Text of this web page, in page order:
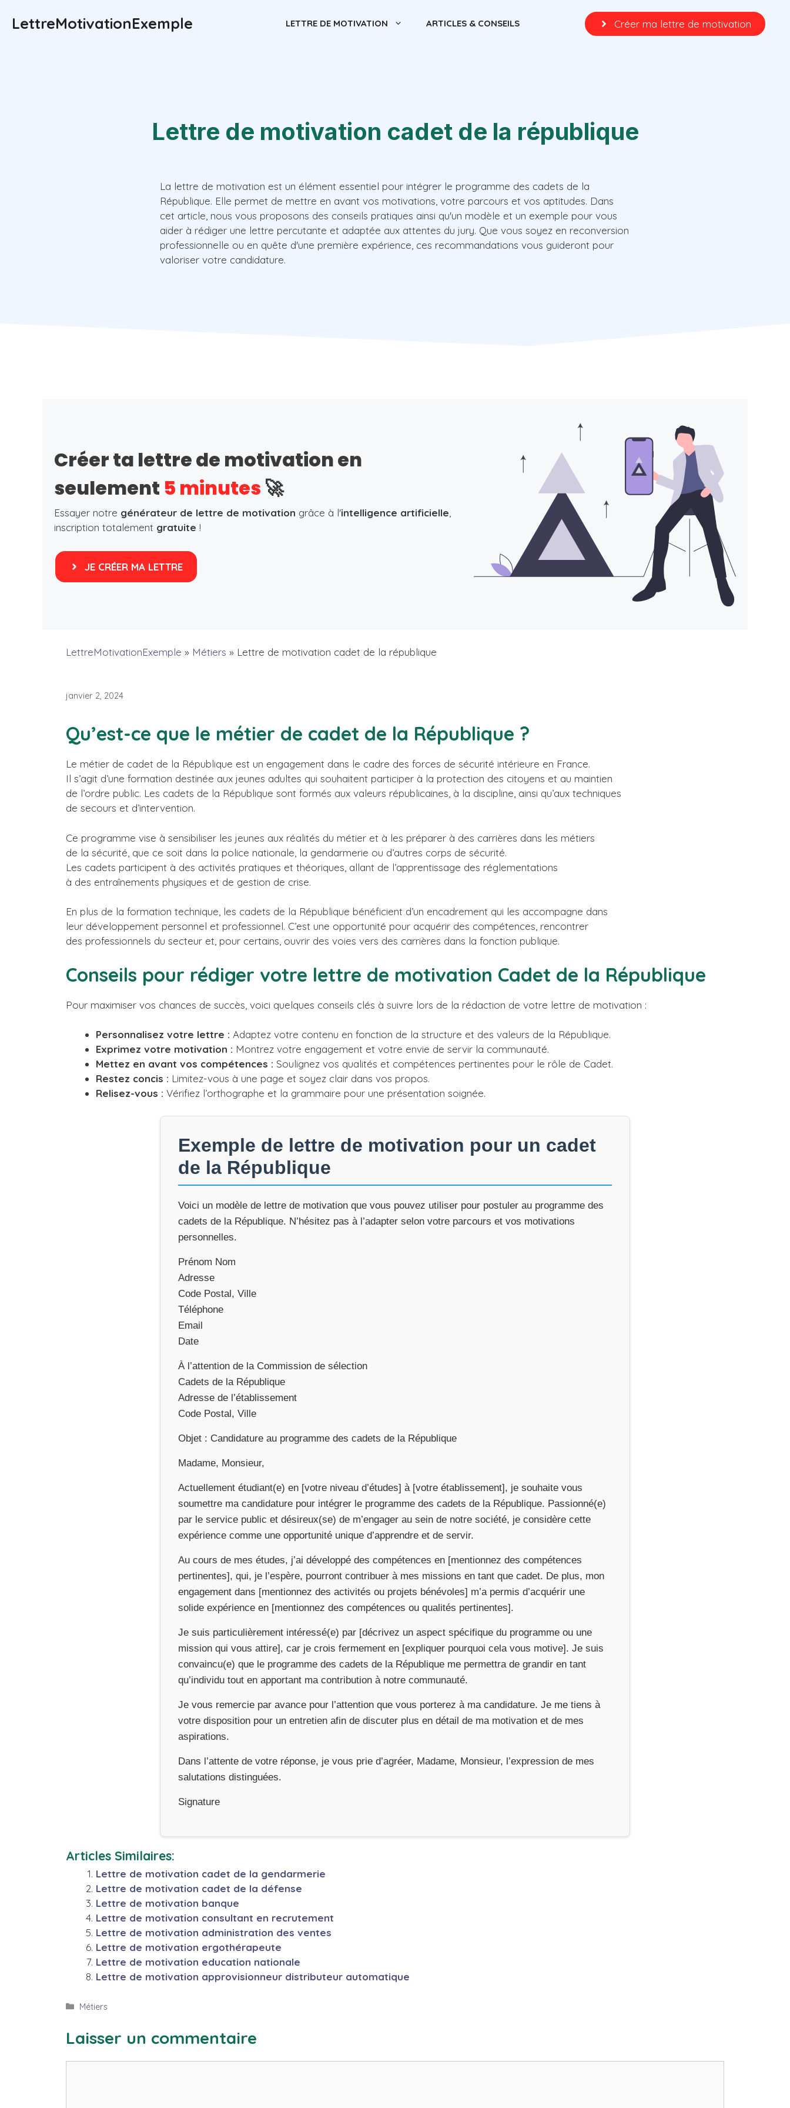
LettreMotivationExemple LETTRE DE MOTIVATION ARTICLES & CONSEILS Créer ma lettre de motivation
Lettre de motivation cadet de la république
La lettre de motivation est un élément essentiel pour intégrer le programme des cadets de la
République. Elle permet de mettre en avant vos motivations, votre parcours et vos aptitudes. Dans
cet article, nous vous proposons des conseils pratiques ainsi qu'un modèle et un exemple pour vous
aider à rédiger une lettre percutante et adaptée aux attentes du jury. Que vous soyez en reconversion
professionnelle ou en quête d'une première expérience, ces recommandations vous guideront pour
valoriser votre candidature.
Créer ta lettre de motivation en
seulement 5 minutes 🚀
Essayer notre générateur de lettre de motivation grâce à l'intelligence artificielle,
inscription totalement gratuite !
JE CRÉER MA LETTRE
LettreMotivationExemple » Métiers » Lettre de motivation cadet de la république
janvier 2, 2024
Qu’est-ce que le métier de cadet de la République ?
Le métier de cadet de la République est un engagement dans le cadre des forces de sécurité intérieure en France.
Il s’agit d’une formation destinée aux jeunes adultes qui souhaitent participer à la protection des citoyens et au maintien
de l’ordre public. Les cadets de la République sont formés aux valeurs républicaines, à la discipline, ainsi qu’aux techniques
de secours et d’intervention.
Ce programme vise à sensibiliser les jeunes aux réalités du métier et à les préparer à des carrières dans les métiers
de la sécurité, que ce soit dans la police nationale, la gendarmerie ou d’autres corps de sécurité.
Les cadets participent à des activités pratiques et théoriques, allant de l’apprentissage des réglementations
à des entraînements physiques et de gestion de crise.
En plus de la formation technique, les cadets de la République bénéficient d’un encadrement qui les accompagne dans
leur développement personnel et professionnel. C’est une opportunité pour acquérir des compétences, rencontrer
des professionnels du secteur et, pour certains, ouvrir des voies vers des carrières dans la fonction publique.
Conseils pour rédiger votre lettre de motivation Cadet de la République
Pour maximiser vos chances de succès, voici quelques conseils clés à suivre lors de la rédaction de votre lettre de motivation :
Personnalisez votre lettre : Adaptez votre contenu en fonction de la structure et des valeurs de la République.
Exprimez votre motivation : Montrez votre engagement et votre envie de servir la communauté.
Mettez en avant vos compétences : Soulignez vos qualités et compétences pertinentes pour le rôle de Cadet.
Restez concis : Limitez-vous à une page et soyez clair dans vos propos.
Relisez-vous : Vérifiez l’orthographe et la grammaire pour une présentation soignée.
Exemple de lettre de motivation pour un cadet
de la République
Voici un modèle de lettre de motivation que vous pouvez utiliser pour postuler au programme des
cadets de la République. N’hésitez pas à l’adapter selon votre parcours et vos motivations
personnelles.
Prénom Nom
Adresse
Code Postal, Ville
Téléphone
Email
Date
À l’attention de la Commission de sélection
Cadets de la République
Adresse de l’établissement
Code Postal, Ville
Objet : Candidature au programme des cadets de la République
Madame, Monsieur,
Actuellement étudiant(e) en [votre niveau d’études] à [votre établissement], je souhaite vous
soumettre ma candidature pour intégrer le programme des cadets de la République. Passionné(e)
par le service public et désireux(se) de m’engager au sein de notre société, je considère cette
expérience comme une opportunité unique d’apprendre et de servir.
Au cours de mes études, j’ai développé des compétences en [mentionnez des compétences
pertinentes], qui, je l’espère, pourront contribuer à mes missions en tant que cadet. De plus, mon
engagement dans [mentionnez des activités ou projets bénévoles] m’a permis d’acquérir une
solide expérience en [mentionnez des compétences ou qualités pertinentes].
Je suis particulièrement intéressé(e) par [décrivez un aspect spécifique du programme ou une
mission qui vous attire], car je crois fermement en [expliquer pourquoi cela vous motive]. Je suis
convaincu(e) que le programme des cadets de la République me permettra de grandir en tant
qu’individu tout en apportant ma contribution à notre communauté.
Je vous remercie par avance pour l’attention que vous porterez à ma candidature. Je me tiens à
votre disposition pour un entretien afin de discuter plus en détail de ma motivation et de mes
aspirations.
Dans l’attente de votre réponse, je vous prie d’agréer, Madame, Monsieur, l’expression de mes
salutations distinguées.
Signature
Articles Similaires:
Lettre de motivation cadet de la gendarmerie
Lettre de motivation cadet de la défense
Lettre de motivation banque
Lettre de motivation consultant en recrutement
Lettre de motivation administration des ventes
Lettre de motivation ergothérapeute
Lettre de motivation education nationale
Lettre de motivation approvisionneur distributeur automatique
Catégories
Métiers
Laisser un commentaire